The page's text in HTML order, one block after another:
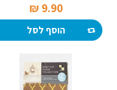
9.90 ₪‎
הוסף לסל